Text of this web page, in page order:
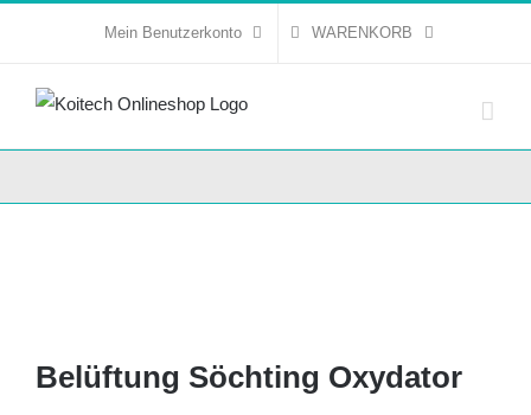
Mein Benutzerkonto WARENKORB
Belüftung Söchting Oxydator